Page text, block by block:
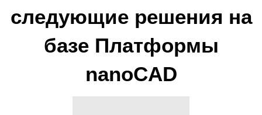
следующие решения на
базе Платформы
nanoCAD